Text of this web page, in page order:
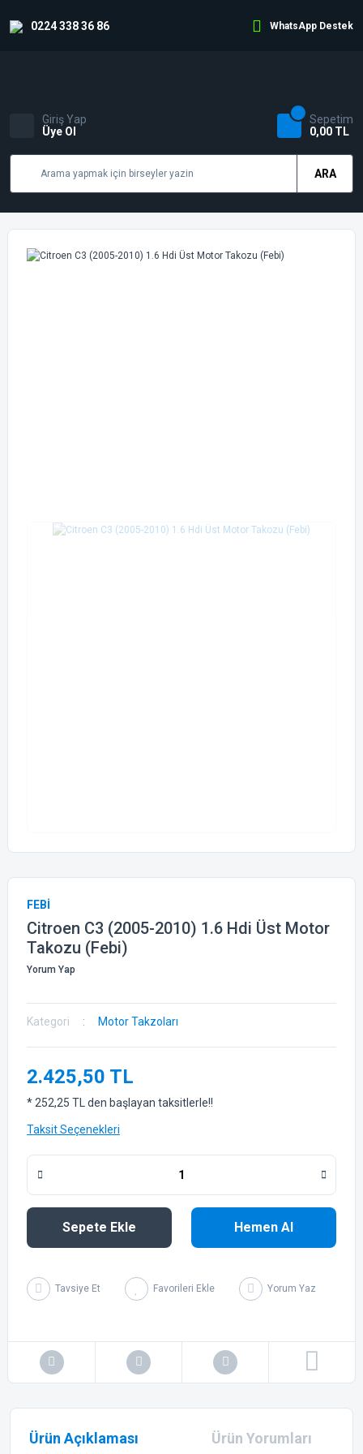
0224 338 36 86 WhatsApp Destek
ARA
Giriş Yap
Üye Ol
Sepetim
0,00 TL
FEBİ
Citroen C3 (2005-2010) 1.6 Hdi Üst Motor
Takozu (Febi)
Yorum Yap
Kategori Motor Takzoları
2.425,50 TL
* 252,25 TL den başlayan taksitlerle!!
Taksit Seçenekleri
Sepete Ekle Hemen Al
Tavsiye Et Yorum Yaz
Ürün Açıklaması Ürün Yorumları